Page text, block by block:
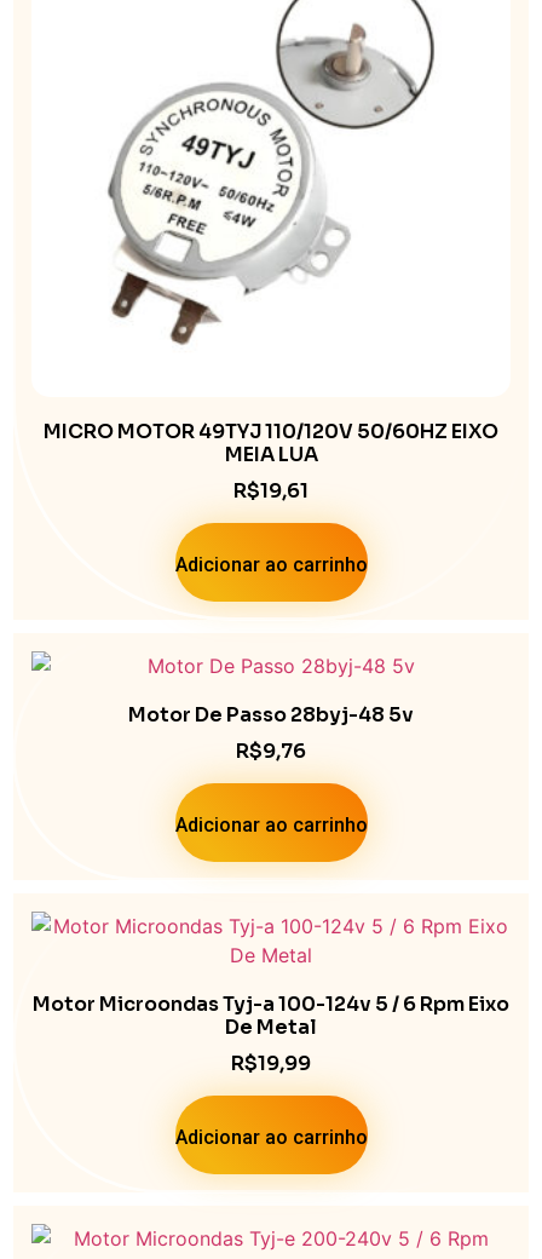
MICRO MOTOR 49TYJ 110/120V 50/60HZ EIXO
MEIA LUA
R$19,61
Adicionar ao carrinho
Motor De Passo 28byj-48 5v
R$9,76
Adicionar ao carrinho
Motor Microondas Tyj-a 100-124v 5 / 6 Rpm Eixo
De Metal
R$19,99
Adicionar ao carrinho